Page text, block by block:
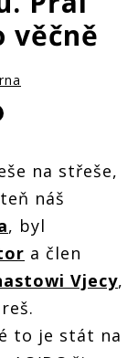
věčně
na střeše,
náš
, byl
a člen
Vjecy,
to je stát na